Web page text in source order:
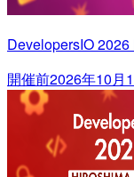
DevelopersIO
開催前2026年10月